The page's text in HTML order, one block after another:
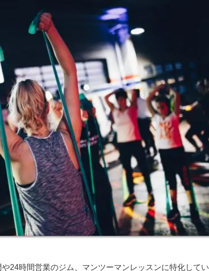
24時間営業のジム、マンツーマンレッスンに特化してい